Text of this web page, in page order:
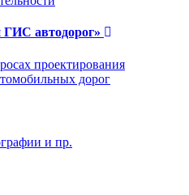
автодорог»
проектирования
дорог
и пр.